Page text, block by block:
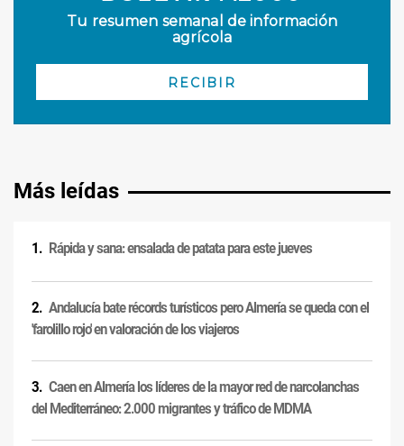
Más leídas
Rápida y sana: ensalada de patata para este jueves
Andalucía bate récords turísticos pero Almería se queda con el
'farolillo rojo' en valoración de los viajeros
Caen en Almería los líderes de la mayor red de narcolanchas
del Mediterráneo: 2.000 migrantes y tráfico de MDMA